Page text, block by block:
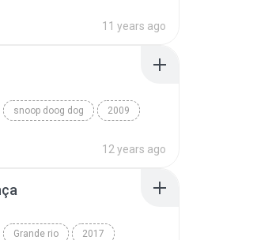
11 years ago
snoop doog dog 2009
12 years ago
Grande rio 2017